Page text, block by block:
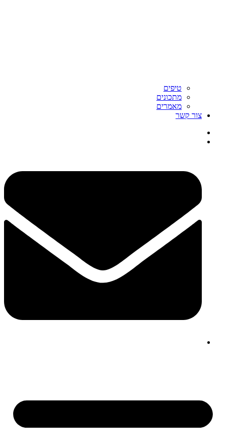
טיפים
מתכונים
מאמרים
צור קשר